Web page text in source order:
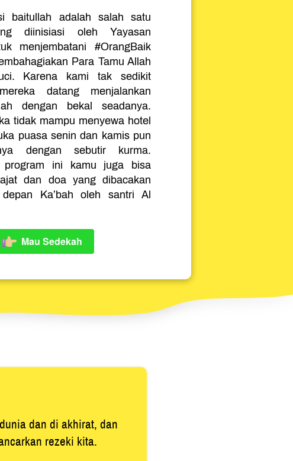
baitullah adalah salah satu
diinisiasi oleh Yayasan
menjembatani #OrangBaik
Para Tamu Allah
Karena kami tak sedikit
datang menjalankan
dengan bekal seadanya.
tidak mampu menyewa hotel
puasa senin dan kamis pun
dengan sebutir kurma.
program ini kamu juga bisa
dan doa yang dibacakan
Ka’bah oleh santri Al
` Mau Sedekah
dan di akhirat, dan
rezeki kita.